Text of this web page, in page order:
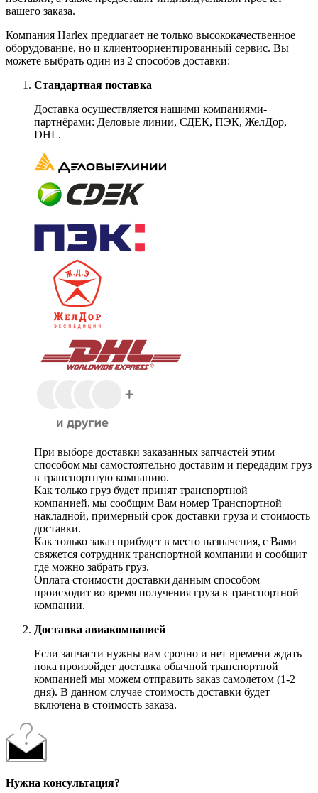
вашего заказа.
Компания Harlex предлагает не только высококачественное
оборудование, но и клиентоориентированный сервис. Вы
можете выбрать один из 2 способов доставки:
Стандартная поставка
Доставка осуществляется нашими компаниями-
партнёрами: Деловые линии, СДЕК, ПЭК, ЖелДор,
DHL.
При выборе доставки заказанных запчастей этим
способом мы самостоятельно доставим и передадим груз
в транспортную компанию.
Как только груз будет принят транспортной
компанией, мы сообщим Вам номер Транспортной
накладной, примерный срок доставки груза и стоимость
доставки.
Как только заказ прибудет в место назначения, с Вами
свяжется сотрудник транспортной компании и сообщит
где можно забрать груз.
Оплата стоимости доставки данным способом
происходит во время получения груза в транспортной
компании.
Доставка авиакомпанией
Если запчасти нужны вам срочно и нет времени ждать
пока произойдет доставка обычной транспортной
компанией мы можем отправить заказ самолетом (1-2
дня). В данном случае стоимость доставки будет
включена в стоимость заказа.
Нужна консультация?